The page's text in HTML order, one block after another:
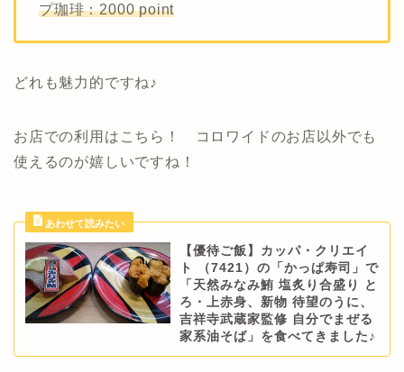
プ珈琲：2000 point
どれも魅力的ですね♪
お店での利用はこちら！ コロワイドのお店以外でも
使えるのが嬉しいですね！
【優待ご飯】カッパ・クリエイ
ト （7421）の「かっぱ寿司」で
「天然みなみ鮪 塩炙り合盛り と
ろ・上赤身、新物 待望のうに、
吉祥寺武蔵家監修 自分でまぜる
家系油そば」を食べてきました♪